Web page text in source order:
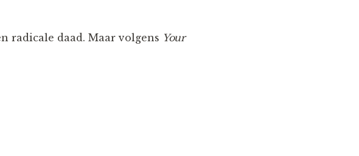
radicale daad. Maar volgens Your